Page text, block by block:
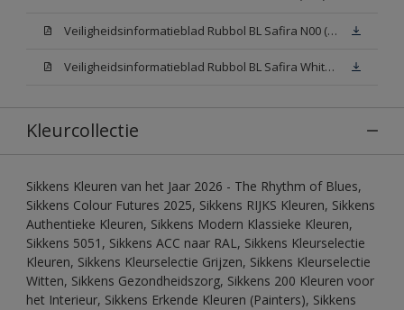
Veiligheidsinformatieblad Rubbol BL Safira N00 (MSDS)
Veiligheidsinformatieblad Rubbol BL Safira White W05 (MSDS)
Kleurcollectie
Sikkens Kleuren van het Jaar 2026 - The Rhythm of Blues,
Sikkens Colour Futures 2025, Sikkens RIJKS Kleuren, Sikkens
Authentieke Kleuren, Sikkens Modern Klassieke Kleuren,
Sikkens 5051, Sikkens ACC naar RAL, Sikkens Kleurselectie
Kleuren, Sikkens Kleurselectie Grijzen, Sikkens Kleurselectie
Witten, Sikkens Gezondheidszorg, Sikkens 200 Kleuren voor
het Interieur, Sikkens Erkende Kleuren (Painters), Sikkens